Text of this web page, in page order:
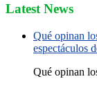
Latest News
Qué opinan
espectáculos
Qué opinan